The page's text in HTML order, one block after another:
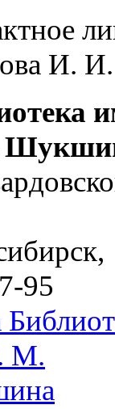
И. И.
,
95
М.